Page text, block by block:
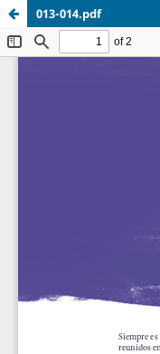
013-014.pdf